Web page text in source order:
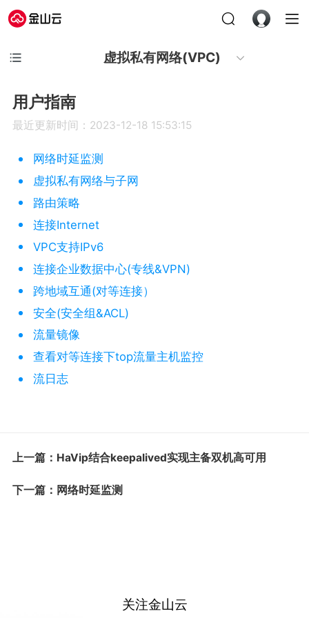
虚拟私有网络(VPC)
用户指南
最近更新时间：2023-12-18 15:53:15
网络时延监测
虚拟私有网络与子网
路由策略
连接Internet
VPC支持IPv6
连接企业数据中心(专线&VPN)
跨地域互通(对等连接）
安全(安全组&ACL)
流量镜像
查看对等连接下top流量主机监控
流日志
上一篇：HaVip结合keepalived实现主备双机高可用
下一篇：网络时延监测
关注金山云